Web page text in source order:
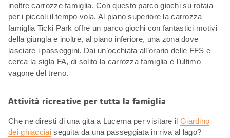
inoltre carrozze famiglia. Con questo parco giochi su rotaia
per i piccoli il tempo vola. Al piano superiore la carrozza
famiglia Ticki Park offre un parco giochi con fantastici motivi
della giungla e inoltre, al piano inferiore, una zona dove
lasciare i passeggini. Dai un’occhiata all’orario delle FFS e
cerca la sigla FA, di solito la carrozza famiglia è l’ultimo
vagone del treno.
Attività ricreative per tutta la famiglia
Che ne diresti di una gita a Lucerna per visitare il Giardino
dei ghiacciaiseguita da una passeggiata in riva al lago?